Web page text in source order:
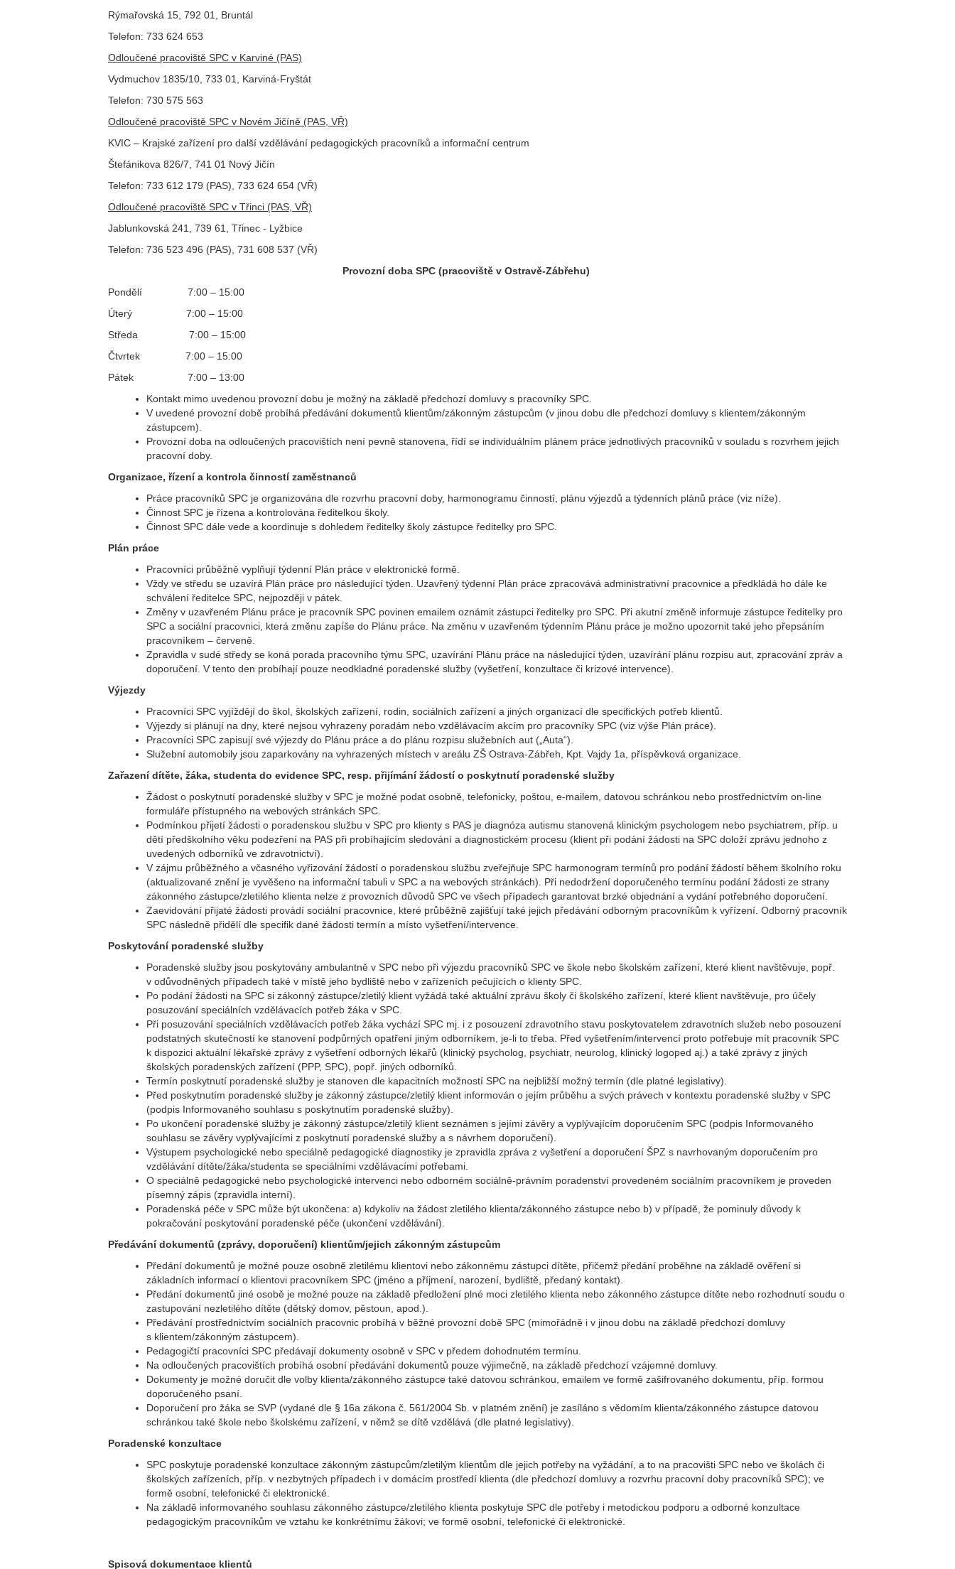
Rýmařovská 15, 792 01, Bruntál
Telefon: 733 624 653
Odloučené pracoviště SPC v Karviné (PAS)
Vydmuchov 1835/10, 733 01, Karviná-Fryštát
Telefon: 730 575 563
Odloučené pracoviště SPC v Novém Jičíně (PAS, VŘ)
KVIC – Krajské zařízení pro další vzdělávání pedagogických pracovníků a informační centrum
Štefánikova 826/7, 741 01 Nový Jičín
Telefon: 733 612 179 (PAS), 733 624 654 (VŘ)
Odloučené pracoviště SPC v Třinci (PAS, VŘ)
Jablunkovská 241, 739 61, Třinec - Lyžbice
Telefon: 736 523 496 (PAS), 731 608 537 (VŘ)
Provozní doba SPC (pracoviště v Ostravě-Zábřehu)
Pondělí 7:00 – 15:00
Úterý 7:00 – 15:00
Středa 7:00 – 15:00
Čtvrtek 7:00 – 15:00
Pátek 7:00 – 13:00
Kontakt mimo uvedenou provozní dobu je možný na základě předchozí domluvy s pracovníky SPC.
V uvedené provozní době probíhá předávání dokumentů klientům/zákonným zástupcům (v jinou dobu dle předchozí domluvy s klientem/zákonným
zástupcem).
Provozní doba na odloučených pracovištích není pevně stanovena, řídí se individuálním plánem práce jednotlivých pracovníků v souladu s rozvrhem jejich
pracovní doby.
Organizace, řízení a kontrola činností zaměstnanců
Práce pracovníků SPC je organizována dle rozvrhu pracovní doby, harmonogramu činností, plánu výjezdů a týdenních plánů práce (viz níže).
Činnost SPC je řízena a kontrolována ředitelkou školy.
Činnost SPC dále vede a koordinuje s dohledem ředitelky školy zástupce ředitelky pro SPC.
Plán práce
Pracovníci průběžně vyplňují týdenní Plán práce v elektronické formě.
Vždy ve středu se uzavírá Plán práce pro následující týden. Uzavřený týdenní Plán práce zpracovává administrativní pracovnice a předkládá ho dále ke
schválení ředitelce SPC, nejpozději v pátek.
Změny v uzavřeném Plánu práce je pracovník SPC povinen emailem oznámit zástupci ředitelky pro SPC. Při akutní změně informuje zástupce ředitelky pro
SPC a sociální pracovnici, která změnu zapíše do Plánu práce. Na změnu v uzavřeném týdenním Plánu práce je možno upozornit také jeho přepsáním
pracovníkem – červeně.
Zpravidla v sudé středy se koná porada pracovního týmu SPC, uzavírání Plánu práce na následující týden, uzavírání plánu rozpisu aut, zpracování zpráv a
doporučení. V tento den probíhají pouze neodkladné poradenské služby (vyšetření, konzultace či krizové intervence).
Výjezdy
Pracovníci SPC vyjíždějí do škol, školských zařízení, rodin, sociálních zařízení a jiných organizací dle specifických potřeb klientů.
Výjezdy si plánují na dny, které nejsou vyhrazeny poradám nebo vzdělávacím akcím pro pracovníky SPC (viz výše Plán práce).
Pracovníci SPC zapisují své výjezdy do Plánu práce a do plánu rozpisu služebních aut („Auta“).
Služební automobily jsou zaparkovány na vyhrazených místech v areálu ZŠ Ostrava-Zábřeh, Kpt. Vajdy 1a, příspěvková organizace.
Zařazení dítěte, žáka, studenta do evidence SPC, resp. přijímání žádostí o poskytnutí poradenské služby
Žádost o poskytnutí poradenské služby v SPC je možné podat osobně, telefonicky, poštou, e-mailem, datovou schránkou nebo prostřednictvím on-line
formuláře přístupného na webových stránkách SPC.
Podmínkou přijetí žádosti o poradenskou službu v SPC pro klienty s PAS je diagnóza autismu stanovená klinickým psychologem nebo psychiatrem, příp. u
dětí předškolního věku podezření na PAS při probíhajícím sledování a diagnostickém procesu (klient při podání žádosti na SPC doloží zprávu jednoho z
uvedených odborníků ve zdravotnictví).
V zájmu průběžného a včasného vyřizování žádostí o poradenskou službu zveřejňuje SPC harmonogram termínů pro podání žádostí během školního roku
(aktualizované znění je vyvěšeno na informační tabuli v SPC a na webových stránkách). Při nedodržení doporučeného termínu podání žádosti ze strany
zákonného zástupce/zletilého klienta nelze z provozních důvodů SPC ve všech případech garantovat brzké objednání a vydání potřebného doporučení.
Zaevidování přijaté žádosti provádí sociální pracovnice, které průběžně zajišťují také jejich předávání odborným pracovníkům k vyřízení. Odborný pracovník
SPC následně přidělí dle specifik dané žádosti termín a místo vyšetření/intervence.
Poskytování poradenské služby
Poradenské služby jsou poskytovány ambulantně v SPC nebo při výjezdu pracovníků SPC ve škole nebo školském zařízení, které klient navštěvuje, popř.
v odůvodněných případech také v místě jeho bydliště nebo v zařízeních pečujících o klienty SPC.
Po podání žádosti na SPC si zákonný zástupce/zletilý klient vyžádá také aktuální zprávu školy či školského zařízení, které klient navštěvuje, pro účely
posuzování speciálních vzdělávacích potřeb žáka v SPC.
Při posuzování speciálních vzdělávacích potřeb žáka vychází SPC mj. i z posouzení zdravotního stavu poskytovatelem zdravotních služeb nebo posouzení
podstatných skutečností ke stanovení podpůrných opatření jiným odborníkem, je-li to třeba. Před vyšetřením/intervencí proto potřebuje mít pracovník SPC
k dispozici aktuální lékařské zprávy z vyšetření odborných lékařů (klinický psycholog, psychiatr, neurolog, klinický logoped aj.) a také zprávy z jiných
školských poradenských zařízení (PPP, SPC), popř. jiných odborníků.
Termín poskytnutí poradenské služby je stanoven dle kapacitních možností SPC na nejbližší možný termín (dle platné legislativy).
Před poskytnutím poradenské služby je zákonný zástupce/zletilý klient informován o jejím průběhu a svých právech v kontextu poradenské služby v SPC
(podpis Informovaného souhlasu s poskytnutím poradenské služby).
Po ukončení poradenské služby je zákonný zástupce/zletilý klient seznámen s jejími závěry a vyplývajícím doporučením SPC (podpis Informovaného
souhlasu se závěry vyplývajícími z poskytnutí poradenské služby a s návrhem doporučení).
Výstupem psychologické nebo speciálně pedagogické diagnostiky je zpravidla zpráva z vyšetření a doporučení ŠPZ s navrhovaným doporučením pro
vzdělávání dítěte/žáka/studenta se speciálními vzdělávacími potřebami.
O speciálně pedagogické nebo psychologické intervenci nebo odborném sociálně-právním poradenství provedeném sociálním pracovníkem je proveden
písemný zápis (zpravidla interní).
Poradenská péče v SPC může být ukončena: a) kdykoliv na žádost zletilého klienta/zákonného zástupce nebo b) v případě, že pominuly důvody k
pokračování poskytování poradenské péče (ukončení vzdělávání).
Předávání dokumentů (zprávy, doporučení) klientům/jejich zákonným zástupcům
Předání dokumentů je možné pouze osobně zletilému klientovi nebo zákonnému zástupci dítěte, přičemž předání proběhne na základě ověření si
základních informací o klientovi pracovníkem SPC (jméno a příjmení, narození, bydliště, předaný kontakt).
Předání dokumentů jiné osobě je možné pouze na základě předložení plné moci zletilého klienta nebo zákonného zástupce dítěte nebo rozhodnutí soudu o
zastupování nezletilého dítěte (dětský domov, pěstoun, apod.).
Předávání prostřednictvím sociálních pracovnic probíhá v běžné provozní době SPC (mimořádně i v jinou dobu na základě předchozí domluvy
s klientem/zákonným zástupcem).
Pedagogičtí pracovníci SPC předávají dokumenty osobně v SPC v předem dohodnutém termínu.
Na odloučených pracovištích probíhá osobní předávání dokumentů pouze výjimečně, na základě předchozí vzájemné domluvy.
Dokumenty je možné doručit dle volby klienta/zákonného zástupce také datovou schránkou, emailem ve formě zašifrovaného dokumentu, příp. formou
doporučeného psaní.
Doporučení pro žáka se SVP (vydané dle § 16a zákona č. 561/2004 Sb. v platném znění) je zasíláno s vědomím klienta/zákonného zástupce datovou
schránkou také škole nebo školskému zařízení, v němž se dítě vzdělává (dle platné legislativy).
Poradenské konzultace
SPC poskytuje poradenské konzultace zákonným zástupcům/zletilým klientům dle jejich potřeby na vyžádání, a to na pracovišti SPC nebo ve školách či
školských zařízeních, příp. v nezbytných případech i v domácím prostředí klienta (dle předchozí domluvy a rozvrhu pracovní doby pracovníků SPC); ve
formě osobní, telefonické či elektronické.
Na základě informovaného souhlasu zákonného zástupce/zletilého klienta poskytuje SPC dle potřeby i metodickou podporu a odborné konzultace
pedagogickým pracovníkům ve vztahu ke konkrétnímu žákovi; ve formě osobní, telefonické či elektronické.
Spisová dokumentace klientů